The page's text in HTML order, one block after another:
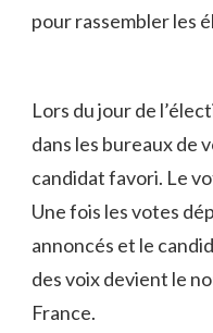
pour rassembler les
Lors du ⁣jour de
dans les bureaux de
candidat favori. Le
Une ‍fois les votes
annoncés et le
des voix devient le
France.